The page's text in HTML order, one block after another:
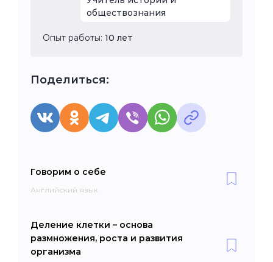
обществознания
Опыт работы: 10 лет
Поделиться:
Говорим о себе
Английский язык
Деление клетки – основа
размножения, роста и развития
организма